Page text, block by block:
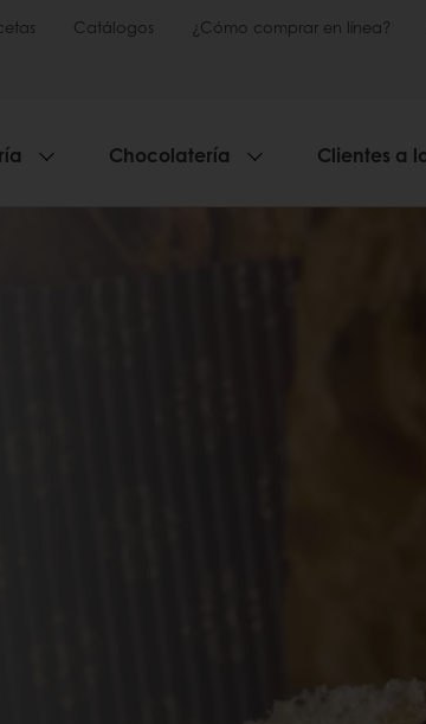
Catálogos ¿Cómo comprar en línea?
Chocolatería Clientes a